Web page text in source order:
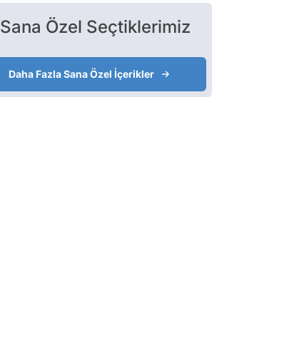
Sana Özel Seçtiklerimiz
Daha Fazla Sana Özel İçerikler